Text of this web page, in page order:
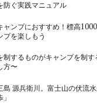
防ぐ実践マニュアル
ャンプにおすすめ！標高
プを楽しもう
制するものがキャンプを制
方〜
島 源兵衛川。富士山の伏流